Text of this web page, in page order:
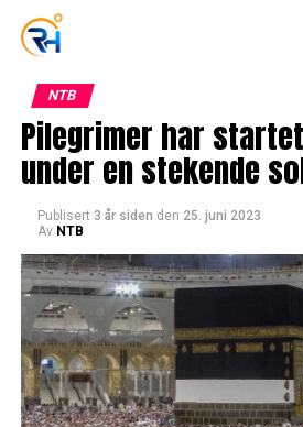
NTB
Pilegrimer har
under en stekende
Publisert 3 år siden den 25. juni 2023
Av NTB